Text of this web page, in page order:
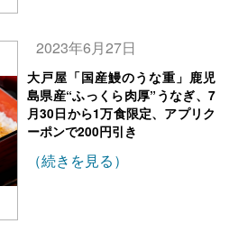
2023年6月27日
大戸屋「国産鰻のうな重」鹿児
島県産“ふっくら肉厚”うなぎ、7
月30日から1万食限定、アプリク
ーポンで200円引き
（続きを見る）